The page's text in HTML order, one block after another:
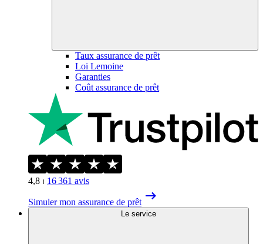
Taux assurance de prêt
Loi Lemoine
Garanties
Coût assurance de prêt
4,8 ⏐ 16 361 avis
Simuler mon assurance de prêt
Le service